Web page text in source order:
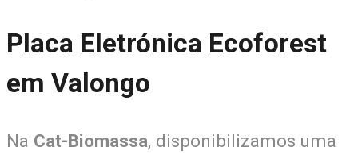
Placa Eletrónica Ecoforest
em Valongo
Na Cat-Biomassa, disponibilizamos uma